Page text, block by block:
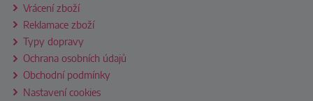
Vrácení zboží
Reklamace zboží
Typy dopravy
Ochrana osobních údajů
Obchodní podmínky
Nastavení cookies